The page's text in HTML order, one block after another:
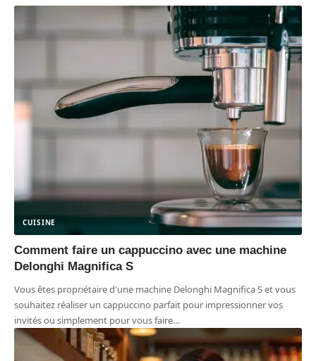
CUISINE
Comment faire un cappuccino avec une machine
Delonghi Magnifica S
Vous êtes propriétaire d'une machine Delonghi Magnifica S et vous
souhaitez réaliser un cappuccino parfait pour impressionner vos
invités ou simplement pour vous faire…